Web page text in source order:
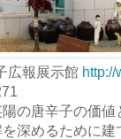
広報展示館 http://
の唐辛子の価
深めるために